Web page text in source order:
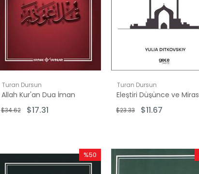
Turan Dursun
Allah Kur'an Dua İman
$17.31
$34.62
Turan Dursun
Eleştiri Düşünce ve Miras
$11.67
$23.33
%50
İndirim